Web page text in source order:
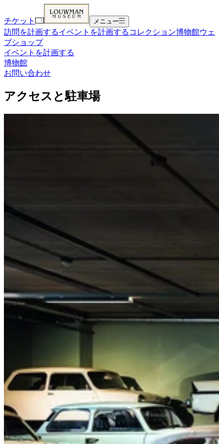
チケット メニュー
訪問を計画するイベントを計画する コレクション博物館ウェ
ブショップ
イベントを計画する
博物館
お問い合わせ
アクセスと駐車場